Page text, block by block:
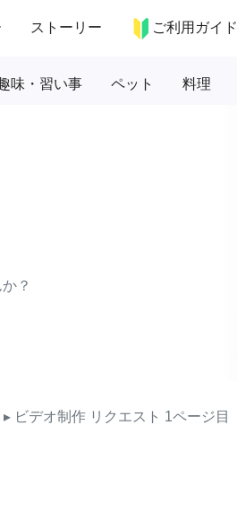
ストーリー ご利用ガイド
味・習い事 ペット 料理
？
▸ ビデオ制作 リクエスト 1ページ目